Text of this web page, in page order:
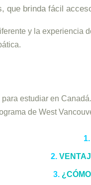
que brinda fácil
y la experiencia
estudiar en
de West
1.
2.
3.